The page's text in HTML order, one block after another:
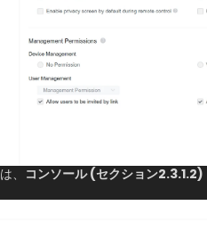
は、 コンソール (セクション2.3.1.2)